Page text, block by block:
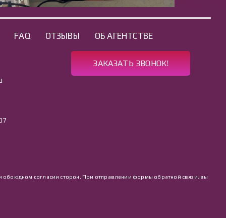
FAQ ОТЗЫВЫ ОБ АГЕНТСТВЕ
ЗАКАЗАТЬ ЗВОНОК!
обоюдном согласии сторон. При отправлении формы обратной связи, вы